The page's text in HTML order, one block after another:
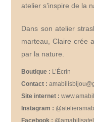
atelier s’inspire de la
Dans son atelier
marteau, Claire crée
par la nature.
Boutique : L’Écrin
Contact :
Site internet :
Instagram :
Facebook :